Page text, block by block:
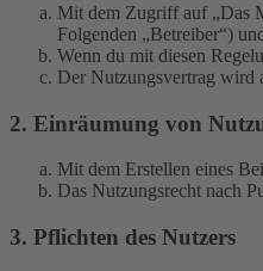
Mit dem Zugriff auf „Das
Folgenden „Betreiber“)
Wenn du mit diesen
Der Nutzungsvertrag wird
2. Einräumung von
Mit dem Erstellen eines
Das Nutzungsrecht nach
3. Pflichten des Nutzers